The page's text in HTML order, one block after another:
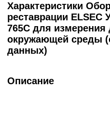
Характеристики
реставрации ELSEC
765C для
окружающей среды
данных)
Описание